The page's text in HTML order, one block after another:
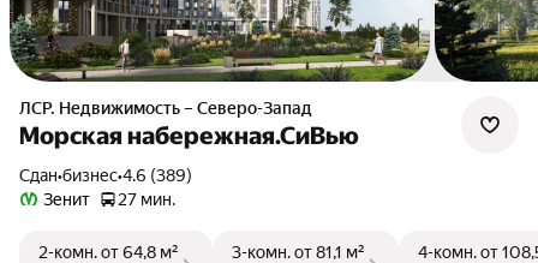
ЛСР. Недвижимость – Северо-Запад
Морская набережная.СиВью
Сдан•бизнес•4.6 (389)
Зенит
27 мин.
2-комн.от 64,8 м²
3-комн.от 81,1 м²
4-комн.от